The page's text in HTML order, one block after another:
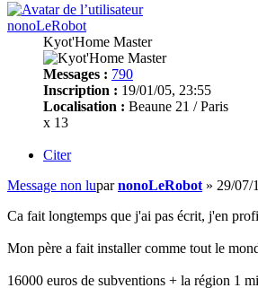
nonoLeRobot
Kyot'Home Master
Messages : 790
Inscription : 19/01/05, 23:55
Localisation : Beaune 21 / Paris
x 13
Citer
Message non luparnonoLeRobot» 29/07/
Ca fait longtemps que j'ai pas écrit, j'en
Mon père a fait installer comme tout le
16000 euros de subventions + la région 1